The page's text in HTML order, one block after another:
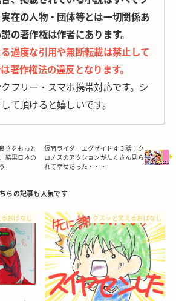
在の人物・団体等とは一切関係あ
の著作権は作者にあります。
過度な引用や無断転載は禁止して
著作権法の違反となります。
フリー・スマホ携帯対応です。シ
て頂けると嬉しいです。
さをもっと
結果日本の
仮面ライダーエグゼイド４３話：ク
ロノスのアクションがたくさん見ら
れて幸せだった・・・
おぱなし クスッと笑えるおぱなし